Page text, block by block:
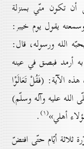
تكون منّي بمنزلة
يقول يوم خيبر:
الله ورسوله، قال:
به أرمد فبصق في عينه
هذه الآية: (فَقُلْ تَعَالَوْا
عليه وآله وسلّم)
أهلي»(۱) .
ثلاثة أيّام حتّى افتضّ